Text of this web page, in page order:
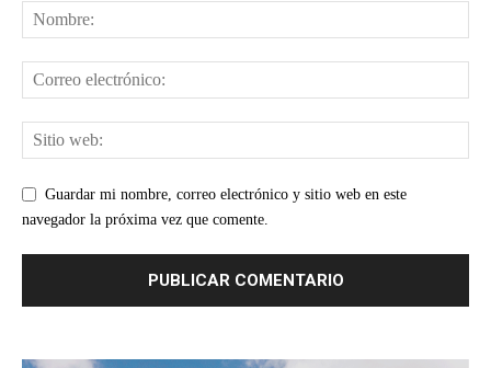
Guardar mi nombre, correo electrónico y sitio web en este
navegador la próxima vez que comente.